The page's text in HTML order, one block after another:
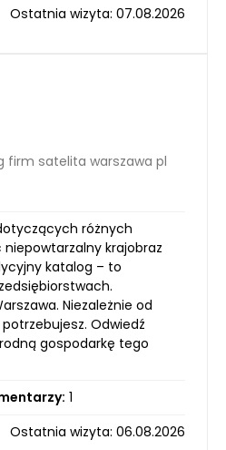
Ostatnia wizyta: 07.08.2026
firm satelita warszawa pl
różnych
krajobraz
katalog – to
Niezależnie od
Odwiedź
gospodarkę tego
1
Ostatnia wizyta: 06.08.2026